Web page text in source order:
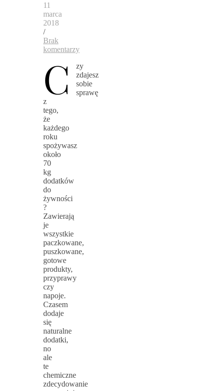
11
marca
2018
/
Brak
komentarzy
C
zy
zdajesz
sobie
sprawę
z
tego,
że
każdego
roku
spożywasz
około
70
kg
dodatków
do
żywności
?
Zawierają
je
wszystkie
paczkowane,
puszkowane,
gotowe
produkty,
przyprawy
czy
napoje.
Czasem
dodaje
się
naturalne
dodatki,
no
ale
te
chemiczne
zdecydowanie